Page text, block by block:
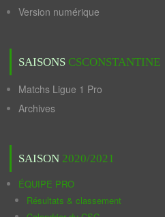
Version numérique
SAISONS CSCONSTANTINE
Matchs Ligue 1 Pro
Archives
SAISON 2020/2021
ÉQUIPE PRO
Résultats & classement